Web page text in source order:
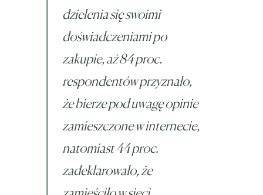
dzielenia się swoimi
doświadczeniami po
zakupie, aż 84 proc.
respondentów przyznało,
że bierze pod uwagę opinie
zamieszczone w internecie,
natomiast 44 proc.
zadeklarowało, że